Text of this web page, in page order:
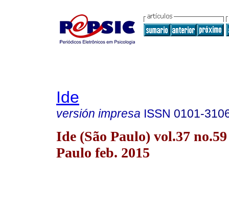
Ide
versión impresa ISSN 0101-
Ide (São Paulo) vol.37 no.59
Paulo feb. 2015